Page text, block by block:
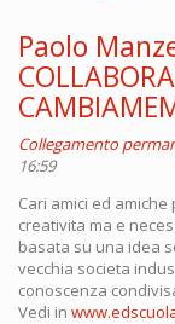
Paolo
Collegamento
16:59
Cari amici ed
creativita ma e
basata su una idea
vecchia societa
conoscenza
Vedi in